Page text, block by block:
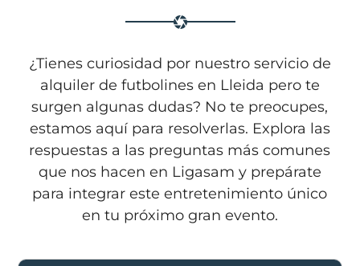
¿Tienes curiosidad por nuestro servicio de
alquiler de futbolines en Lleida pero te
surgen algunas dudas? No te preocupes,
estamos aquí para resolverlas. Explora las
respuestas a las preguntas más comunes
que nos hacen en Ligasam y prepárate
para integrar este entretenimiento único
en tu próximo gran evento.